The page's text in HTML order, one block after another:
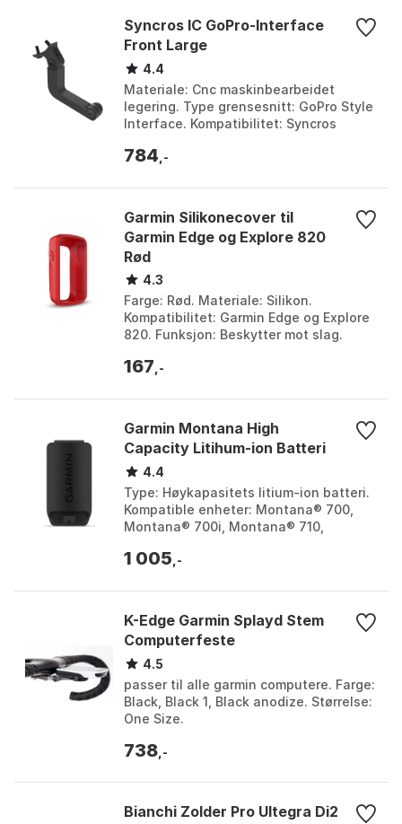
Syncros IC GoPro-Interface
Front Large
4.4
Materiale: Cnc maskinbearbeidet
legering. Type grensesnitt: GoPro Style
Interface. Kompatibilitet: Syncros
Monteringsmetode: F...
784 ,-
Garmin Silikonecover til
Garmin Edge og Explore 820
Rød
4.3
Farge: Rød. Materiale: Silikon.
Kompatibilitet: Garmin Edge og Explore
820. Funksjon: Beskytter mot slag.
167 ,-
Garmin Montana High
Capacity Litihum-ion Batteri
4.4
Type: Høykapasitets litium-ion batteri.
Kompatible enheter: Montana® 700,
Montana® 700i, Montana® 710,
Montana® 760i. Bruk: Erstat...
1 005 ,-
K-Edge Garmin Splayd Stem
Computerfeste
4.5
passer til alle garmin computere. Farge:
Black, Black 1, Black anodize. Størrelse:
One Size.
738 ,-
Bianchi Zolder Pro Ultegra Di2